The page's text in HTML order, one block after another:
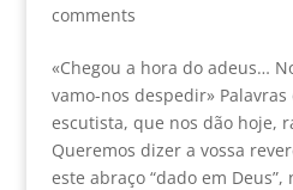
comments
«Chegou a hora do adeus…
vamo-nos despedir»
escutista, que nos dão hoje,
Queremos dizer a vossa
este abraço “dado em